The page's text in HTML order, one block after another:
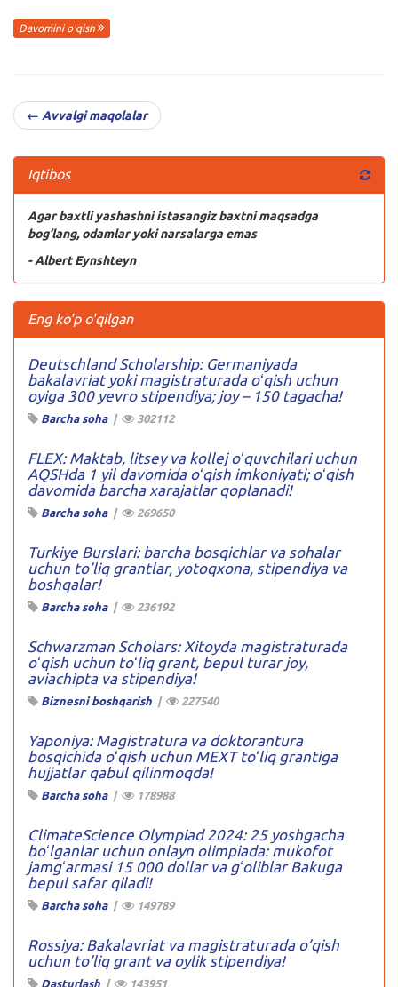
Davomini o'qish
← Avvalgi maqolalar
Iqtibos
Agar baxtli yashashni istasangiz baxtni maqsadga
bog’lang, odamlar yoki narsalarga emas
- Albert Eynshteyn
Eng ko'p o'qilgan
Deutschland Scholarship: Germaniyada
bakalavriat yoki magistraturada oʻqish uchun
oyiga 300 yevro stipendiya; joy – 150 tagacha!
Barcha soha| 302112
FLEX: Maktab, litsey va kollej oʻquvchilari uchun
AQSHda 1 yil davomida oʻqish imkoniyati; oʻqish
davomida barcha xarajatlar qoplanadi!
Barcha soha| 269650
Turkiye Burslari: barcha bosqichlar va sohalar
uchun to’liq grantlar, yotoqxona, stipendiya va
boshqalar!
Barcha soha| 236192
Schwarzman Scholars: Xitoyda magistraturada
oʻqish uchun toʻliq grant, bepul turar joy,
aviachipta va stipendiya!
Biznesni boshqarish | 227540
Yaponiya: Magistratura va doktorantura
bosqichida oʻqish uchun MEXT toʻliq grantiga
hujjatlar qabul qilinmoqda!
Barcha soha| 178988
ClimateScience Olympiad 2024: 25 yoshgacha
boʻlganlar uchun onlayn olimpiada: mukofot
jamgʻarmasi 15 000 dollar va gʻoliblar Bakuga
bepul safar qiladi!
Barcha soha| 149789
Rossiya: Bakalavriat va magistraturada o’qish
uchun to’liq grant va oylik stipendiya!
Dasturlash | 143951